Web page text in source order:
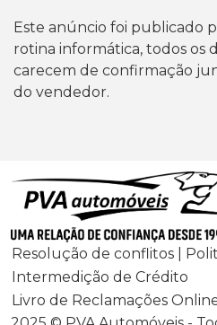
Este anúncio foi publicado
rotina informática, todos os
carecem de confirmação
do vendedor.
Resolução de conflitos |
Intermedição de Crédito
Livro de Reclamações